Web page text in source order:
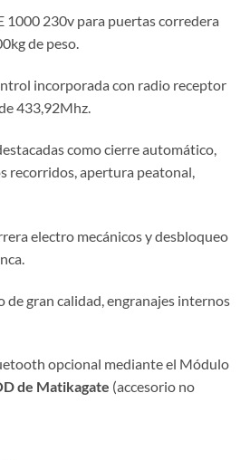
1000 230v para puertas corredera
de peso.
incorporada con radio receptor
433,92Mhz.
como cierre automático,
recorridos, apertura peatonal,
electro mecánicos y desbloqueo
de gran calidad, engranajes internos
opcional mediante el Módulo
de Matikagate (accesorio no